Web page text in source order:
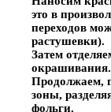
это в
переходов
растушевки).
Затем
окрашивания.
Продолжаем,
зоны,
фольги.